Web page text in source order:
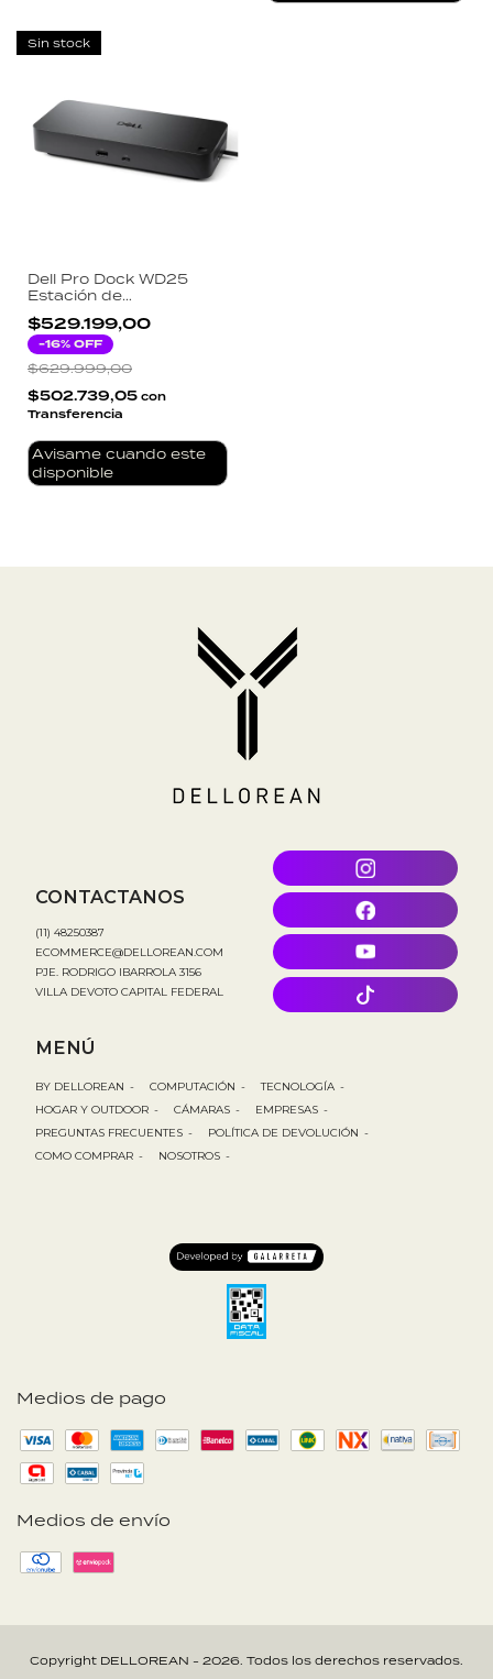
Sin stock
Dell Pro Dock WD25
Estación de
Acoplamiento USB-C
100W 4K Triple Monitor
$529.199,00
-16% OFF
$629.999,00
$502.739,05 con
Transferencia
Avisame cuando este
disponible
Medios de pago
Medios de envío
CONTACTANOS
(11) 48250387
ECOMMERCE@DELLOREAN.COM
PJE. RODRIGO IBARROLA 3156
VILLA DEVOTO CAPITAL FEDERAL
MENÚ
BY DELLOREAN - COMPUTACIÓN - TECNOLOGÍA -
HOGAR Y OUTDOOR - CÁMARAS - EMPRESAS -
PREGUNTAS FRECUENTES - POLÍTICA DE DEVOLUCIÓN -
COMO COMPRAR - NOSOTROS -
Copyright DELLOREAN - 2026. Todos los derechos reservados.